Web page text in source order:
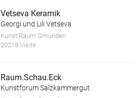
Vetseva Keramik
Georgi und Lili Vetseva
Kunst:Raum Gmunden
20218 Visits
Raum.Schau.Eck
Kunstforum Salzkammergut